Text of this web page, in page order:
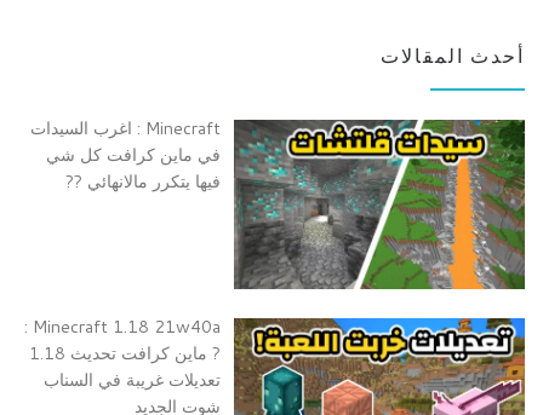
أحدث المقالات
Minecraft : اغرب السيدات
في ماين كرافت كل شي
فيها يتكرر مالانهائي ??
Minecraft 1.18 21w40a :
? ماين كرافت تحديث 1.18
تعديلات غريبة في السناب
شوت الجديد